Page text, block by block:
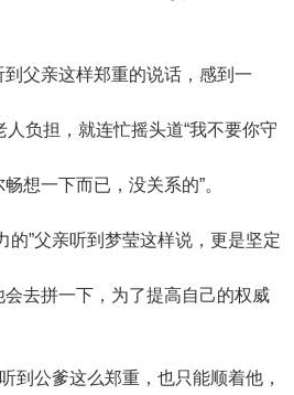
父亲这样郑重的说话，感到一
负担，就连忙摇头道“我不要你守
想一下而已，没关系的”。
的”父亲听到梦莹这样说，更是坚定
去拼一下，为了提高自己的权威
到公爹这么郑重，也只能顺着他，